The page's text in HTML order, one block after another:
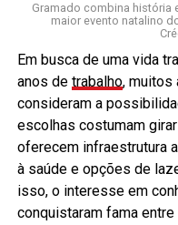
Gramado combina história
maior evento natalino
Em busca de uma vida
anos de trabalho, muitos
consideram a
escolhas costumam
oferecem infraestrutura
à saúde e opções de
isso, o interesse em
conquistaram fama